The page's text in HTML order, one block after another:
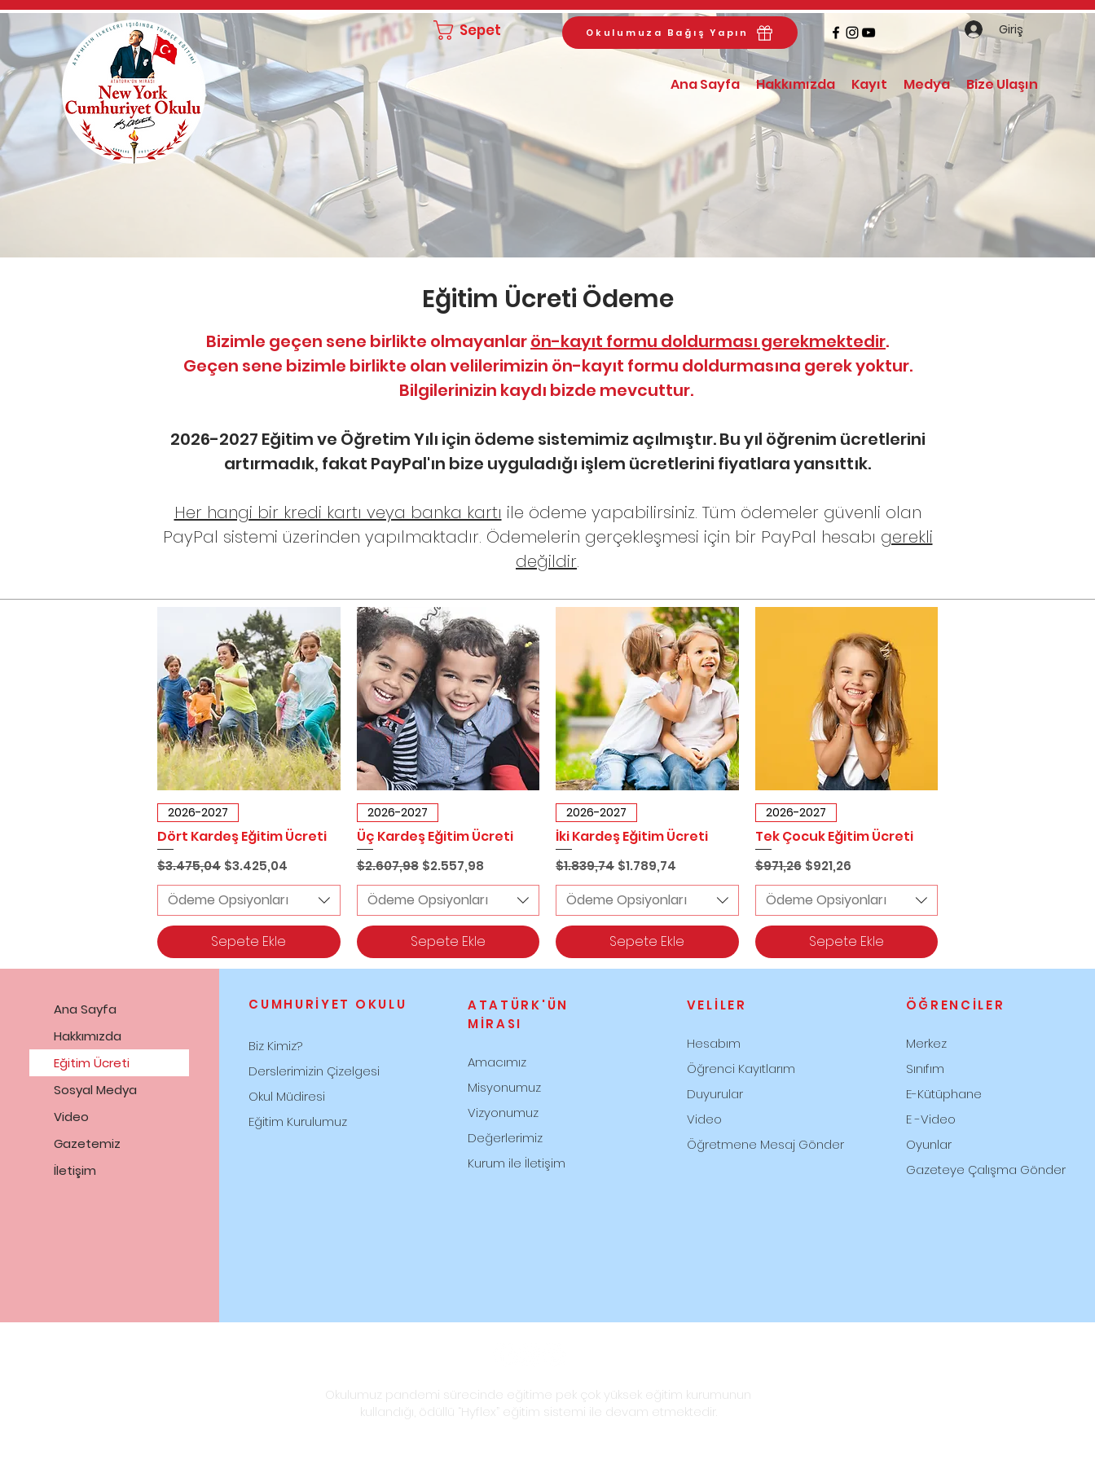
Sepet Okulumuza Bağış Yapın Giriş
Ana Sayfa Hakkımızda Kayıt Medya Bize Ulaşın
Eğitim Ücreti Ödeme
Bizimle geçen sene birlikte olmayanlarön-kayıt formu doldurması gerekmektedir.
Geçen sene bizimle birlikte olan velilerimizin ön-kayıt formu doldurmasına gerek yoktur.
Bilgilerinizin kaydı bizde mevcuttur.
2026-2027 Eğitim ve Öğretim Yılı için ödeme sistemimiz açılmıştır. Bu yıl öğrenim ücretlerini
artırmadık, fakat PayPal'ın bize uyguladığı işlem ücretlerini fiyatlara yansıttık.
Her hangi bir kredi kartı veya banka kartı ile ödeme yapabilirsiniz. Tüm ödemeler güvenli olan
PayPal sistemi üzerinden yapılmaktadır. Ödemelerin gerçekleşmesi için bir PayPal hesabı gerekli
değildir.
Hızlı Bakış
2026-2027
Dört Kardeş Eğitim Ücreti
Normal Fiyat
$3.475,04 İndirimli Fiyat
$3.425,04
Ödeme Opsiyonları
Sepete Ekle
Hızlı Bakış
2026-2027
Üç Kardeş Eğitim Ücreti
Normal Fiyat
$2.607,98 İndirimli Fiyat
$2.557,98
Ödeme Opsiyonları
Sepete Ekle
Hızlı Bakış
2026-2027
İki Kardeş Eğitim Ücreti
Normal Fiyat
$1.839,74 İndirimli Fiyat
$1.789,74
Ödeme Opsiyonları
Sepete Ekle
Hızlı Bakış
2026-2027
Tek Çocuk Eğitim Ücreti
Normal Fiyat
$971,26 İndirimli Fiyat
$921,26
Ödeme Opsiyonları
Sepete Ekle
Ana Sayfa
Hakkımızda
Eğitim Ücreti
Sosyal Medya
Video
Gazetemiz
İletişim
​CUMHURİYET OKULU
Biz Kimiz?
Derslerimizin Çizelgesi
Okul Müdiresi
Eğitim Kurulumuz
ATATÜRK'ÜN
MİRASI
Amacımız
Misyonumuz
Vizyonumuz
Değerlerimiz
Kurum ile İletişim
VELİLER
Hesabım
Öğrenci Kayıtlarım
Duyurular
Video
Öğretmene Mesaj Gönder
ÖĞRENCİLER
Merkez
Sınıfım
E-Kütüphane
E -Video
Oyunlar
Gazeteye Çalışma Gönder
Okulumuz pandemi sürecinde eğitime pek çok yüksek eğitim kurumunun
kullandığı, ödüllü “Hyflex” eğitim sistemi ile devam etmektedir.